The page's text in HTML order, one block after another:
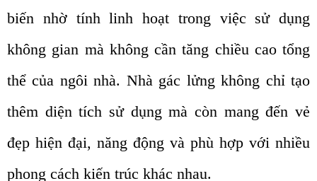
biến nhờ tính linh hoạt trong việc sử dụng
không gian mà không cần tăng chiều cao tổng
thể của ngôi nhà. Nhà gác lửng không chỉ tạo
thêm diện tích sử dụng mà còn mang đến vẻ
đẹp hiện đại, năng động và phù hợp với nhiều
phong cách kiến trúc khác nhau.